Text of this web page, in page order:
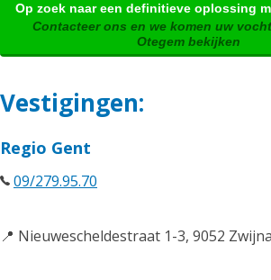
Op zoek naar een definitieve oplossing
Contacteer ons en we komen uw
Otegem bekijken
Vestigingen:
Regio Gent
09/279.95.70
📍 Nieuwescheldestraat 1-3, 9052